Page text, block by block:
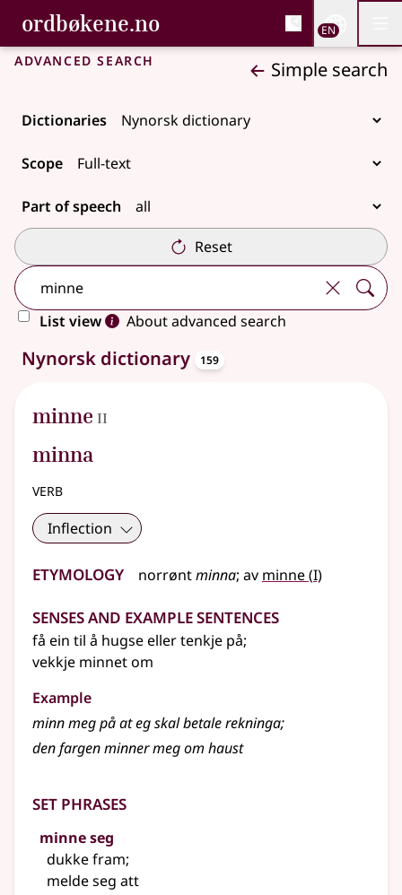
Skip to main content
Accessibility
ordbøkene.no, Bokmålsordboka and
Bokmålsordboka and Nynorskordboka
EN
Advanced search Simple search
Dictionaries
Scope
Part of speech
Reset
List view
About advanced search
159 results
Nynorsk dictionary 159
minne 2
II
minna
verb
Inflection
Etymology norrøntminna; av minne(1
I)
Senses and Example Sentences
få ein til å hugseellertenkje på;
vekkje minnet om
Example
minn meg på at eg skal betale rekninga;
den fargen minner meg om haust
Set phrases
minne seg
dukke fram;
melde seg att